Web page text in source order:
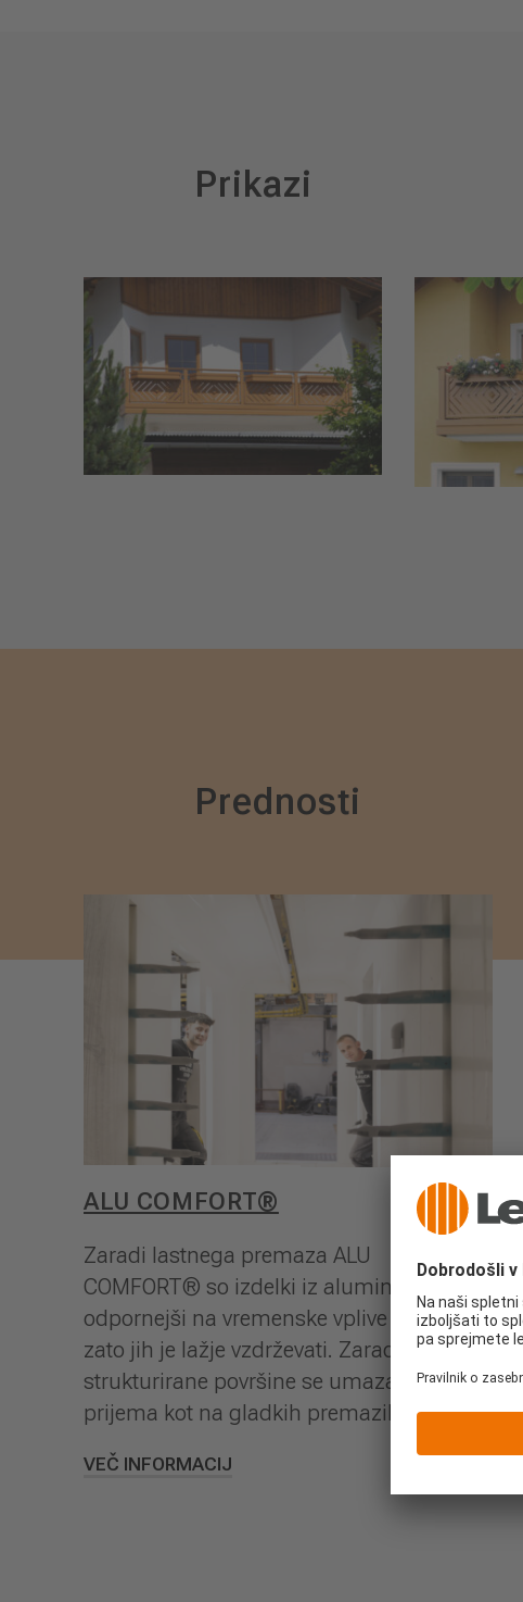
Prikazi
Prednosti
ALU COMFORT®
Zaradi lastnega premaza ALU
COMFORT® so izdelki iz aluminija Leeb
odpornejši na vremenske vplive in praske,
zato jih je lažje vzdrževati. Zaradi fino
strukturirane površine se umazanija lažje
prijema kot na gladkih premazih.
VEČ INFORMACIJ